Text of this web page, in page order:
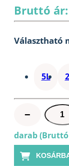
Bruttó
Választható
5L
−
Milesi
Classic
1
L
darab (Bruttó